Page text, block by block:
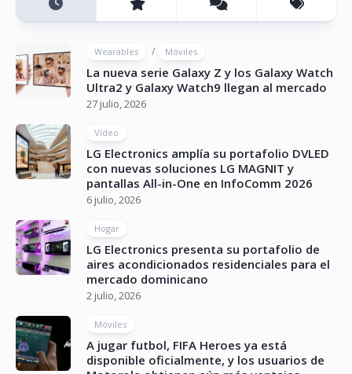
Wearables / Móviles
La nueva serie Galaxy Z y los Galaxy Watch
Ultra2 y Galaxy Watch9 llegan al mercado
27 julio, 2026
Vídeo
LG Electronics amplía su portafolio DVLED
con nuevas soluciones LG MAGNIT y
pantallas All-in-One en InfoComm 2026
6 julio, 2026
Hogar
LG Electronics presenta su portafolio de
aires acondicionados residenciales para el
mercado dominicano
2 julio, 2026
Móviles
A jugar futbol, FIFA Heroes ya está
disponible oficialmente, y los usuarios de